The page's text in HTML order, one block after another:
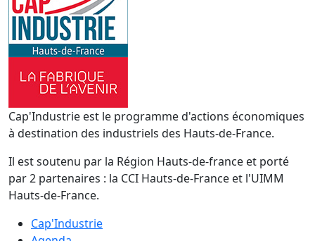
Cap'Industrie est le programme d'actions économiques
à destination des industriels des Hauts-de-France.
Il est soutenu par la Région Hauts-de-france et porté
par 2 partenaires : la CCI Hauts-de-France et l'UIMM
Hauts-de-France.
Cap'Industrie